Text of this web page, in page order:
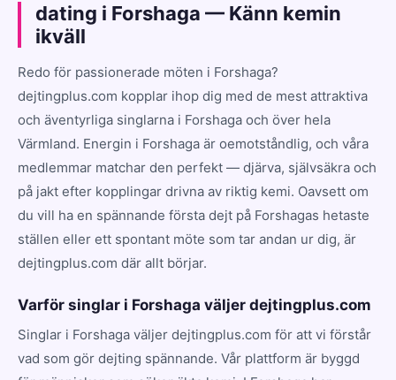
dating i Forshaga — Känn kemin
ikväll
Redo för passionerade möten i Forshaga?
dejtingplus.com kopplar ihop dig med de mest attraktiva
och äventyrliga singlarna i Forshaga och över hela
Värmland. Energin i Forshaga är oemotståndlig, och våra
medlemmar matchar den perfekt — djärva, självsäkra och
på jakt efter kopplingar drivna av riktig kemi. Oavsett om
du vill ha en spännande första dejt på Forshagas hetaste
ställen eller ett spontant möte som tar andan ur dig, är
dejtingplus.com där allt börjar.
Varför singlar i Forshaga väljer dejtingplus.com
Singlar i Forshaga väljer dejtingplus.com för att vi förstår
vad som gör dejting spännande. Vår plattform är byggd